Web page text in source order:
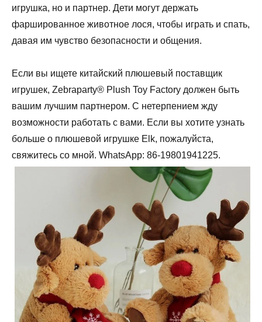
игрушка, но и партнер. Дети могут держать
фаршированное животное лося, чтобы играть и спать,
давая им чувство безопасности и общения.
Если вы ищете китайский плюшевый поставщик
игрушек, Zebraparty® Plush Toy Factory должен быть
вашим лучшим партнером. С нетерпением жду
возможности работать с вами. Если вы хотите узнать
больше о плюшевой игрушке Elk, пожалуйста,
свяжитесь со мной. WhatsApp: 86-19801941225.